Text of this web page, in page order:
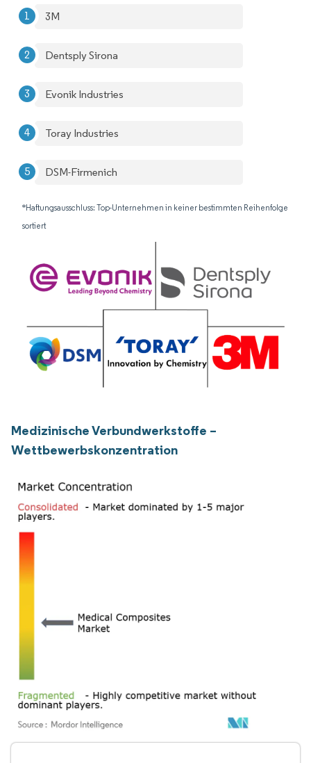
3M
Dentsply Sirona
Evonik Industries
Toray Industries
DSM-Firmenich
*Haftungsausschluss: Top-Unternehmen in keiner bestimmten Reihenfolge
sortiert
Medizinische Verbundwerkstoffe –
Wettbewerbskonzentration